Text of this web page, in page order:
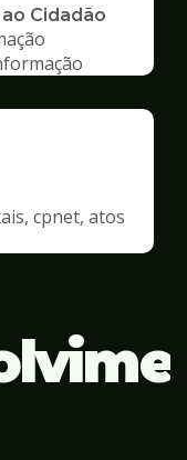
Cidadão
cpnet, atos